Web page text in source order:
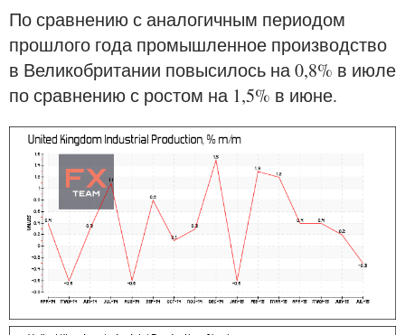
По сравнению с аналогичным периодом
прошлого года промышленное производство
в Великобритании повысилось на 0,8% в июле
по сравнению с ростом на 1,5% в июне.